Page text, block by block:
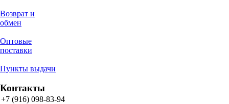
Возврат и
обмен
Оптовые
поставки
Пункты выдачи
Контакты
+7 (916) 098-83-94